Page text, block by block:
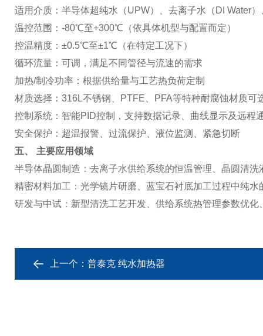
适用介质 ：半导体超纯水（UPW）、去离子水（DI Water
温控范围 ：-80℃至+300℃（依具体机型与配置而定）
控温精度 ：±0.5℃至±1℃（在特定工况下）
循环流量 ：可调，满足不同管径与流速的需求
加热/制冷功率 ：根据供给量与工艺热负荷定制
材质选择 ：316L不锈钢、PTFE、PFA等特种耐腐蚀材质可
控制系统 ：智能PID控制，支持数据记录、曲线显示及远程
安全保护 ：超温报警、过流保护、液位监测、紧急切断
五、 主要应用领域
半导体晶圆制造 ：去离子水供给系统的恒温管理、晶圆清
精密材料加工 ：光学镜片研磨、蓝宝石衬底加工过程中纯水
研发与中试 ：新型清洗工艺开发、供给系统热管理参数优
上一个： 普泰克 纯水加热器